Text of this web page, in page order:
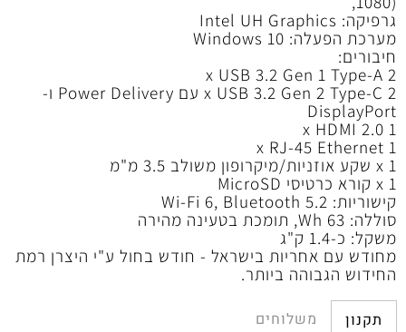
גרפיקה: Intel UH Graphics
מערכת הפעלה: Windows 10
חיבורים:
2 x USB 3.2 Gen 1 Type-A
2 x USB 3.2 Gen 2 Type-C עם Power Delivery ו-
DisplayPort
1 x HDMI 2.0
1 x RJ-45 Ethernet
1 x שקע אוזניות/מיקרופון משולב 3.5 מ"מ
1 x קורא כרטיסי MicroSD
קישוריות: Wi-Fi 6, Bluetooth 5.2
סוללה: 63 Wh, תומכת בטעינה מהירה
משקל: כ-1.4 ק"ג
מחודש עם אחריות בישראל - חודש בחול ע"י היצרן רמת
החידוש הגבוהה ביותר.
תקנון משלוחים